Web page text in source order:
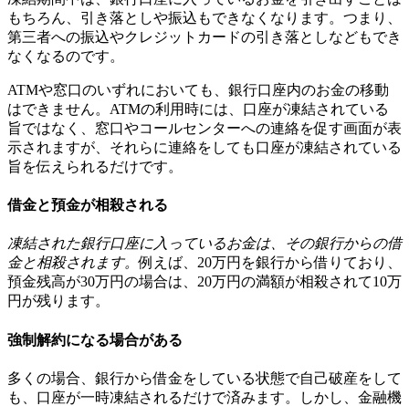
もちろん、引き落としや振込もできなくなります。つまり、
第三者への振込やクレジットカードの引き落としなどもでき
なくなるのです。
ATMや窓口のいずれにおいても、銀行口座内のお金の移動
はできません。ATMの利用時には、口座が凍結されている
旨ではなく、窓口やコールセンターへの連絡を促す画面が表
示されますが、それらに連絡をしても口座が凍結されている
旨を伝えられるだけです。
借金と預金が相殺される
凍結された銀行口座に入っているお金は、その銀行からの借
金と相殺されます。例えば、20万円を銀行から借りており、
預金残高が30万円の場合は、20万円の満額が相殺されて10万
円が残ります。
強制解約になる場合がある
多くの場合、銀行から借金をしている状態で自己破産をして
も、口座が一時凍結されるだけで済みます。しかし、金融機